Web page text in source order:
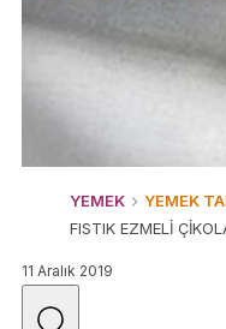
YEMEK YEMEK
FISTIK EZMELİ
11 Aralık 2019